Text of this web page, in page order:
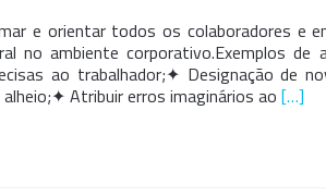
e orientar todos os colaboradores e
no ambiente corporativo.Exemplos de
ao trabalhador;✦ Designação de
Atribuir erros imaginários ao Leia
[…]